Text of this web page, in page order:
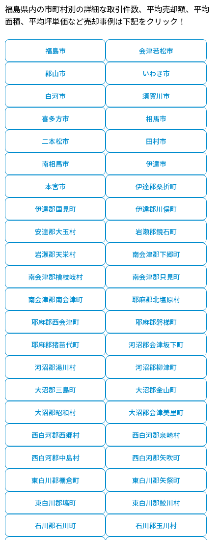
福島県内の市町村別の詳細な取引件数、平均売却額、平均
面積、平均坪単価など売却事例は下記をクリック！
福島市 会津若松市
郡山市 いわき市
白河市 須賀川市
喜多方市 相馬市
二本松市 田村市
南相馬市 伊達市
本宮市 伊達郡桑折町
伊達郡国見町 伊達郡川俣町
安達郡大玉村 岩瀬郡鏡石町
岩瀬郡天栄村 南会津郡下郷町
南会津郡檜枝岐村 南会津郡只見町
南会津郡南会津町 耶麻郡北塩原村
耶麻郡西会津町 耶麻郡磐梯町
耶麻郡猪苗代町 河沼郡会津坂下町
河沼郡湯川村 河沼郡柳津町
大沼郡三島町 大沼郡金山町
大沼郡昭和村 大沼郡会津美里町
西白河郡西郷村 西白河郡泉崎村
西白河郡中島村 西白河郡矢吹町
東白川郡棚倉町 東白川郡矢祭町
東白川郡塙町 東白川郡鮫川村
石川郡石川町 石川郡玉川村